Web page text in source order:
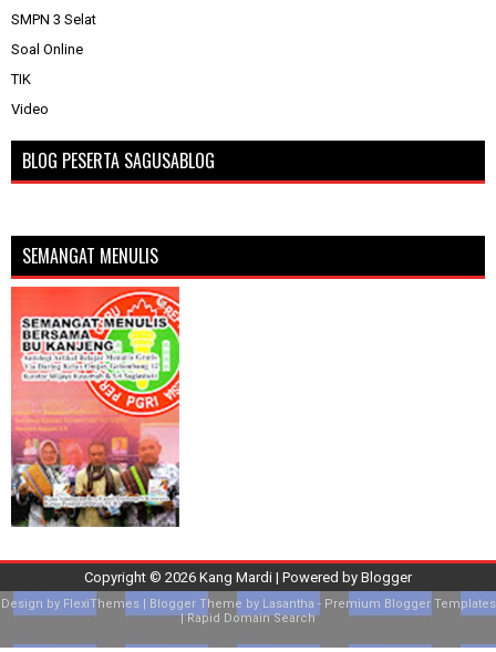
SMPN 3 Selat
Soal Online
TIK
Video
BLOG PESERTA SAGUSABLOG
SEMANGAT MENULIS
Copyright © 2026 Kang Mardi | Powered by Blogger
Design by FlexiThemes| Blogger Theme by Lasantha - Premium Blogger Templates
|Rapid Domain Search